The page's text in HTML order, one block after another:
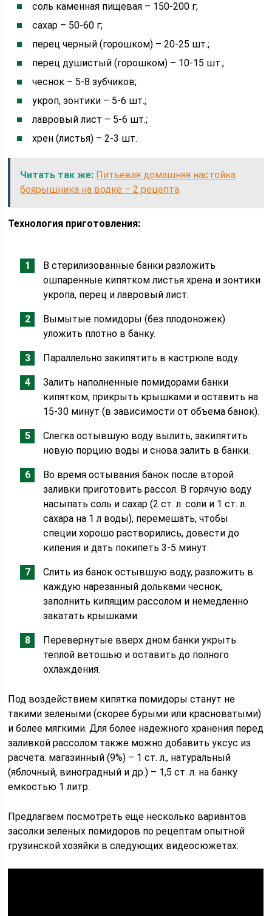
соль каменная пищевая – 150-200 г;
сахар – 50-60 г;
перец черный (горошком) – 20-25 шт.;
перец душистый (горошком) – 10-15 шт.;
чеснок – 5-8 зубчиков;
укроп, зонтики – 5-6 шт.;
лавровый лист – 5-6 шт.;
хрен (листья) – 2-3 шт.
Читать так же: Питьевая домашняя настойка
боярышника на водке – 2 рецепта
Технология приготовления:
В стерилизованные банки разложить
ошпаренные кипятком листья хрена и зонтики
укропа, перец и лавровый лист.
Вымытые помидоры (без плодоножек)
уложить плотно в банку.
Параллельно закипятить в кастрюле воду.
Залить наполненные помидорами банки
кипятком, прикрыть крышками и оставить на
15-30 минут (в зависимости от объема банок).
Слегка остывшую воду вылить, закипятить
новую порцию воды и снова залить в банки.
Во время остывания банок после второй
заливки приготовить рассол. В горячую воду
насыпать соль и сахар (2 ст. л. соли и 1 ст. л.
сахара на 1 л воды), перемешать, чтобы
специи хорошо растворились, довести до
кипения и дать покипеть 3-5 минут.
Слить из банок остывшую воду, разложить в
каждую нарезанный дольками чеснок,
заполнить кипящим рассолом и немедленно
закатать крышками.
Перевернутые вверх дном банки укрыть
теплой ветошью и оставить до полного
охлаждения.
Под воздействием кипятка помидоры станут не
такими зелеными (скорее бурыми или красноватыми)
и более мягкими. Для более надежного хранения перед
заливкой рассолом также можно добавить уксус из
расчета: магазинный (9%) – 1 ст. л., натуральный
(яблочный, виноградный и др.) – 1,5 ст. л. на банку
емкостью 1 литр.
Предлагаем посмотреть еще несколько вариантов
засолки зеленых помидоров по рецептам опытной
грузинской хозяйки в следующих видеосюжетах: